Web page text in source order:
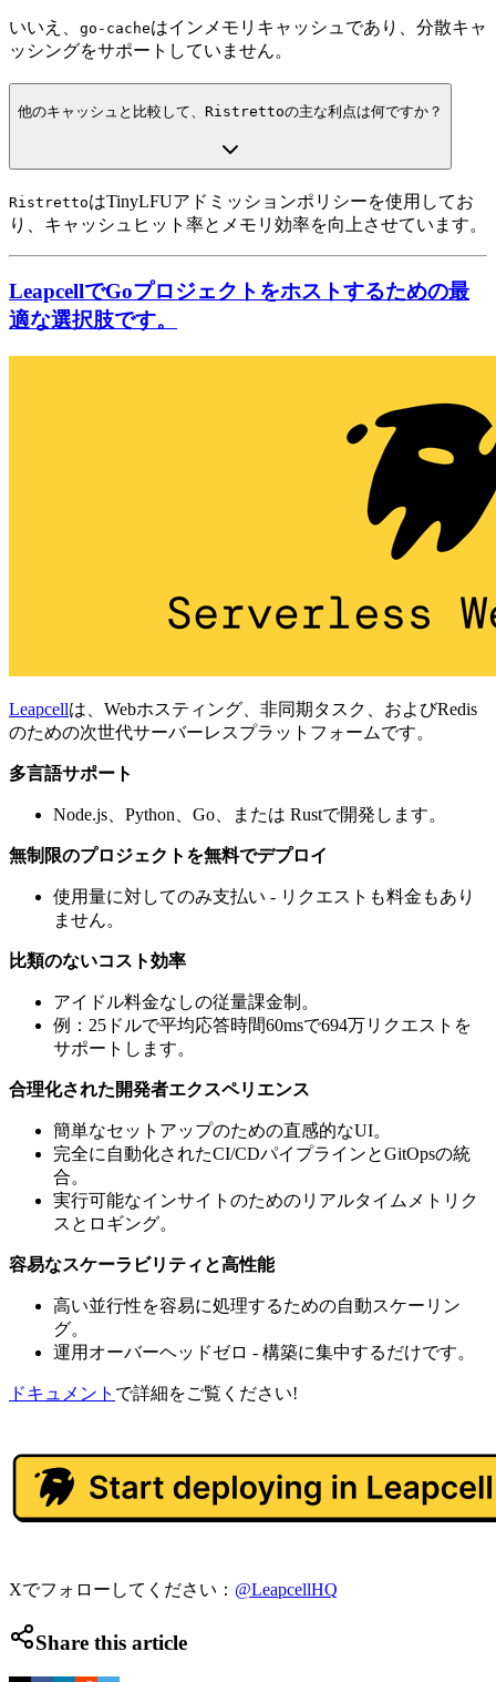
いいえ、 go-cacheはインメモリキャッシュであり、分散キャ
ッシングをサポートしていません。
他のキャッシュと比較して、 Ristrettoの主な利点は何ですか？
RistrettoはTinyLFUアドミッションポリシーを使用してお
り、キャッシュヒット率とメモリ効率を向上させています。
LeapcellでGoプロジェクトをホストするための最
適な選択肢です。
Leapcellは、Webホスティング、非同期タスク、およびRedis
のための次世代サーバーレスプラットフォームです。
多言語サポート
Node.js、Python、Go、または Rustで開発します。
無制限のプロジェクトを無料でデプロイ
使用量に対してのみ支払い - リクエストも料金もあり
ません。
比類のないコスト効率
アイドル料金なしの従量課金制。
例：25ドルで平均応答時間60msで694万リクエストを
サポートします。
合理化された開発者エクスペリエンス
簡単なセットアップのための直感的なUI。
完全に自動化されたCI/CDパイプラインとGitOpsの統
合。
実行可能なインサイトのためのリアルタイムメトリク
スとロギング。
容易なスケーラビリティと高性能
高い並行性を容易に処理するための自動スケーリン
グ。
運用オーバーヘッドゼロ - 構築に集中するだけです。
ドキュメント で詳細をご覧ください!
Xでフォローしてください： @LeapcellHQ
Share this article